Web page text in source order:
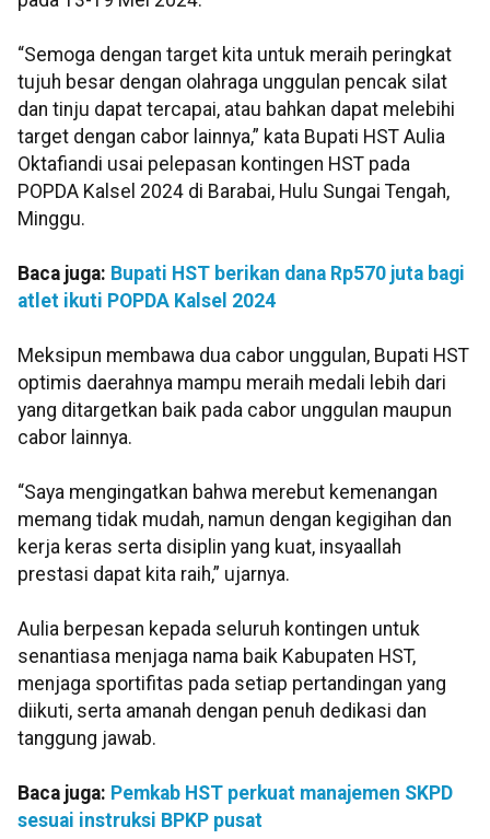
“Semoga dengan target kita untuk meraih peringkat
tujuh besar dengan olahraga unggulan pencak silat
dan tinju dapat tercapai, atau bahkan dapat melebihi
target dengan cabor lainnya,” kata Bupati HST Aulia
Oktafiandi usai pelepasan kontingen HST pada
POPDA Kalsel 2024 di Barabai, Hulu Sungai Tengah,
Minggu.
Baca juga: Bupati HST berikan dana Rp570 juta bagi
atlet ikuti POPDA Kalsel 2024
Meksipun membawa dua cabor unggulan, Bupati HST
optimis daerahnya mampu meraih medali lebih dari
yang ditargetkan baik pada cabor unggulan maupun
cabor lainnya.
“Saya mengingatkan bahwa merebut kemenangan
memang tidak mudah, namun dengan kegigihan dan
kerja keras serta disiplin yang kuat, insyaallah
prestasi dapat kita raih,” ujarnya.
Aulia berpesan kepada seluruh kontingen untuk
senantiasa menjaga nama baik Kabupaten HST,
menjaga sportifitas pada setiap pertandingan yang
diikuti, serta amanah dengan penuh dedikasi dan
tanggung jawab.
Baca juga: Pemkab HST perkuat manajemen SKPD
sesuai instruksi BPKP pusat